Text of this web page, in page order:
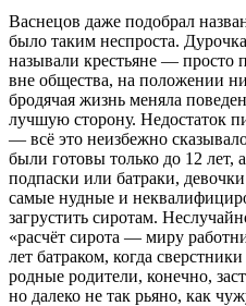
Васнецов даже подобрал
было таким неспроста.
называли крестьяне — просто
вне общества, на положении
бродячая жизнь меняла
лучшую сторону. Недостаток
— всё это неизбежно
были готовы только до 12 лет,
подпаски или батраки,
самые нудные и
загрустить сиротам.
«расчёт сирота — миру
лет батраком, когда
родные родители, конечно,
но далеко не так рьяно, как